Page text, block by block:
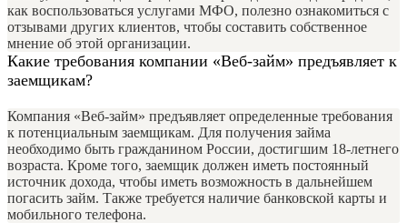
как воспользоваться услугами МФО, полезно ознакомиться с
отзывами других клиентов, чтобы составить собственное
мнение об этой организации.
Какие требования компании «Веб-займ» предъявляет к
заемщикам?
Компания «Веб-займ» предъявляет определенные требования
к потенциальным заемщикам. Для получения займа
необходимо быть гражданином России, достигшим 18-летнего
возраста. Кроме того, заемщик должен иметь постоянный
источник дохода, чтобы иметь возможность в дальнейшем
погасить займ. Также требуется наличие банковской карты и
мобильного телефона.